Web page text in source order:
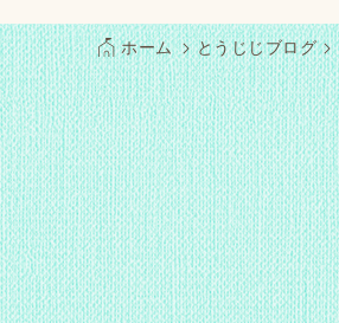
ホーム とうじじブログ